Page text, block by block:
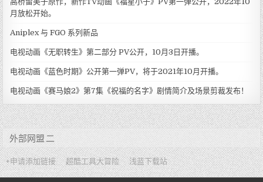
月放松开始。
Aniplex 与 FGO 系列新品
电视动画《无职转生》第二部分 PV公开，10月3日开播。
电视动画《蓝色时期》公开第一弹PV，将于2021年10月开播。
电视动画《赛马娘2》第7集《祝福的名字》剧情简介及场景剪裁发布！
外部网盟 二
+申请添加链接 超酷工具大冒险 浅蓝下载站